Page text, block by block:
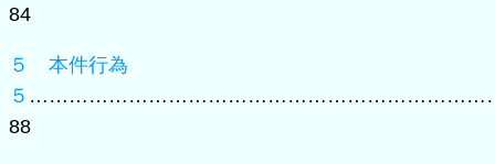
84
５ 本件行為
５
88